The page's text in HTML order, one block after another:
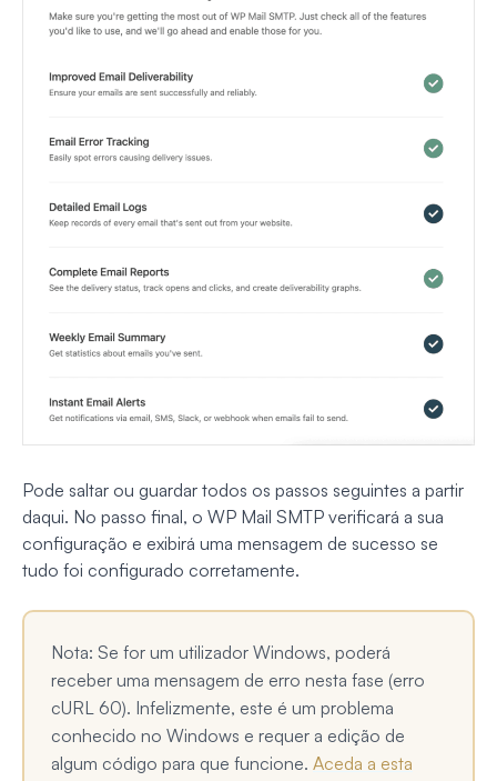
Pode saltar ou guardar todos os passos seguintes a partir
daqui. No passo final, o WP Mail SMTP verificará a sua
configuração e exibirá uma mensagem de sucesso se
tudo foi configurado corretamente.
Nota: Se for um utilizador Windows, poderá
receber uma mensagem de erro nesta fase (erro
cURL 60). Infelizmente, este é um problema
conhecido no Windows e requer a edição de
algum código para que funcione. Aceda a esta